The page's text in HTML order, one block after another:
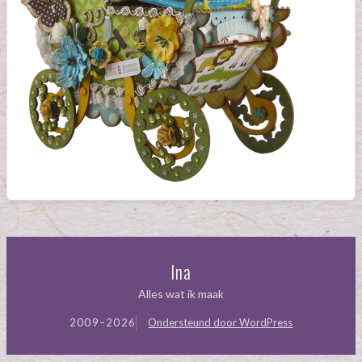
Ina
Alles wat ik maak
2009–2026 Ondersteund door WordPress